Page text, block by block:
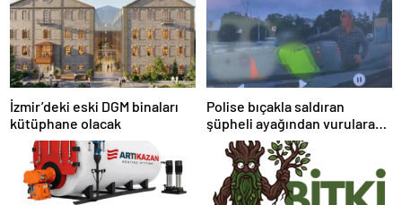
İzmir’deki eski DGM binaları
kütüphane olacak
Polise bıçakla saldıran
şüpheli ayağından vurularak
yakalandı